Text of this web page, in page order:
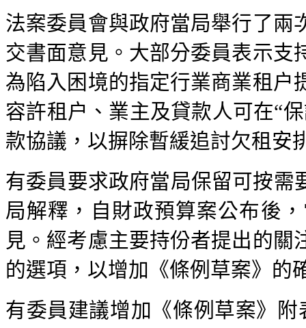
法案委員會與政府當局舉行了兩
交書面意見。大部分委員表示支
為陷入困境的指定行業商業租户
容許租户、業主及貸款人可在“
款協議，以摒除暫緩追討欠租安
有委員要求政府當局保留可按需
局解釋，自財政預算案公布後
見。經考慮主要持份者提出的
的選項，以增加《條例草案》的
有委員建議增加《條例草案》